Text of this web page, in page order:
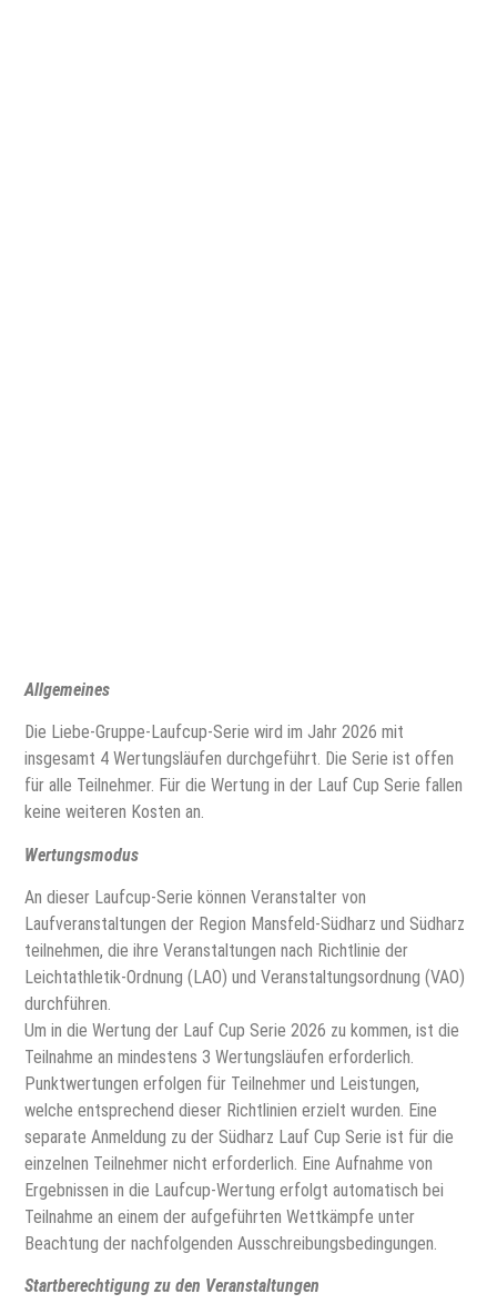
Allgemeines
Die Liebe-Gruppe-Laufcup-Serie wird im Jahr 2026 mit
insgesamt 4 Wertungsläufen durchgeführt. Die Serie ist offen
für alle Teilnehmer. Für die Wertung in der Lauf Cup Serie fallen
keine weiteren Kosten an.
Wertungsmodus
An dieser Laufcup-Serie können Veranstalter von
Laufveranstaltungen der Region Mansfeld-Südharz und Südharz
teilnehmen, die ihre Veranstaltungen nach Richtlinie der
Leichtathletik-Ordnung (LAO) und Veranstaltungsordnung (VAO)
durchführen.
Um in die Wertung der Lauf Cup Serie 2026 zu kommen, ist die
Teilnahme an mindestens 3 Wertungsläufen erforderlich.
Punktwertungen erfolgen für Teilnehmer und Leistungen,
welche entsprechend dieser Richtlinien erzielt wurden. Eine
separate Anmeldung zu der Südharz Lauf Cup Serie ist für die
einzelnen Teilnehmer nicht erforderlich. Eine Aufnahme von
Ergebnissen in die Laufcup-Wertung erfolgt automatisch bei
Teilnahme an einem der aufgeführten Wettkämpfe unter
Beachtung der nachfolgenden Ausschreibungsbedingungen.
Startberechtigung zu den Veranstaltungen